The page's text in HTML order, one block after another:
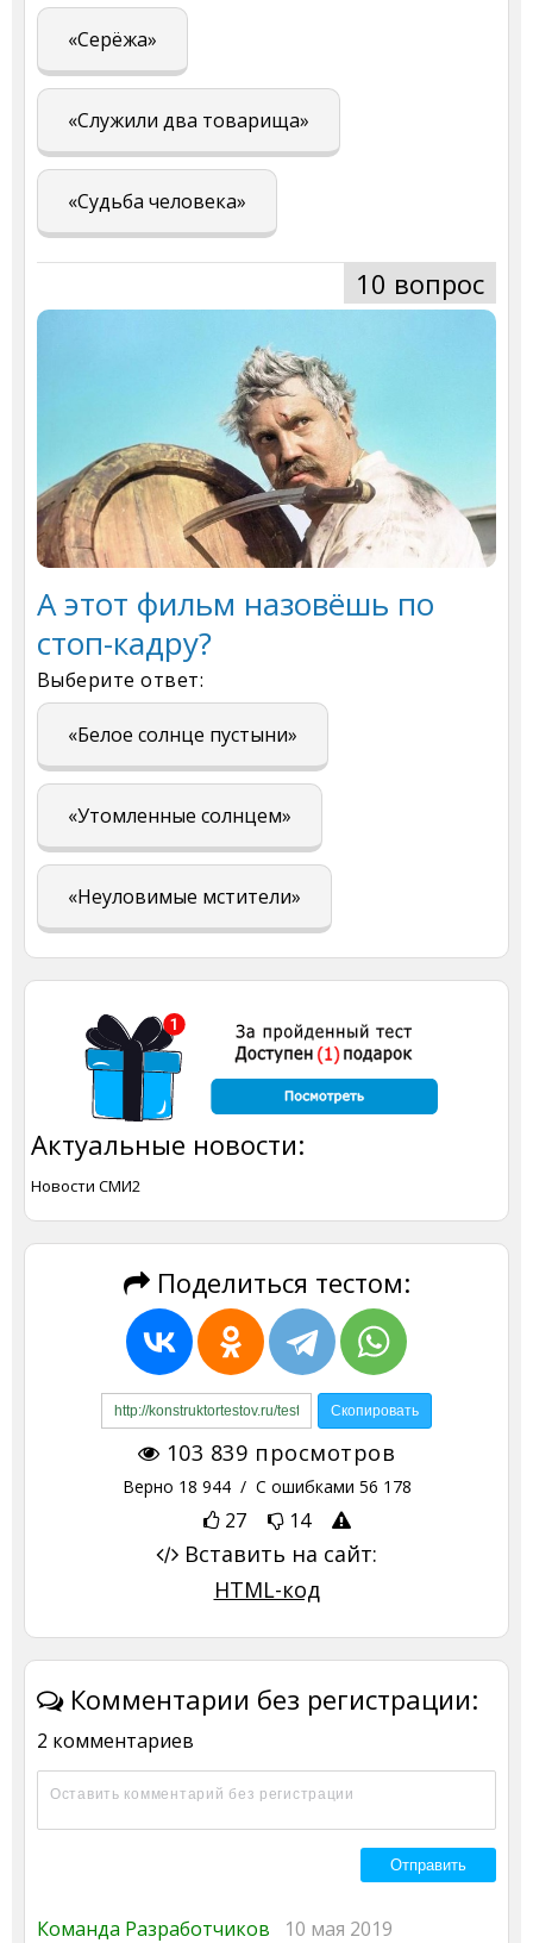
«Серёжа»
«Служили два товарища»
«Судьба человека»
10 вопрос
А этот фильм назовёшь по
стоп-кадру?
Выберите ответ:
«Белое солнце пустыни»
«Утомленные солнцем»
«Неуловимые мстители»
Актуальные новости:
Новости СМИ2
Поделиться тестом:
103 839 просмотров
Верно 18 944/ С ошибками 56 178
27 14
Вставить на сайт:
HTML-код
Комментарии без регистрации:
2 комментариев
Команда Разработчиков 10 мая 2019